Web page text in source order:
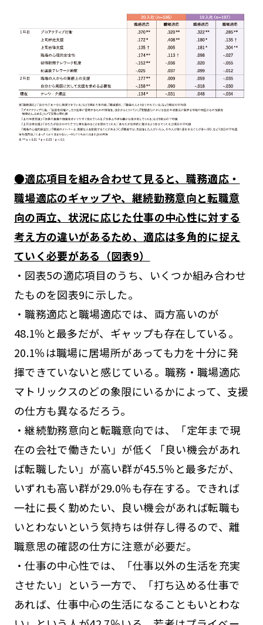
●適応項目を組み合わせて見ると、職務適応・
職場適応のギャップや、継続勤務意向と転職意
向の両立、状況に応じた仕事の中心性に対する
考え方の違いがあるため、適応は多角的に捉え
ていく必要がある（図表9）
・図表5の適応項目のうち、いくつか組み合わせ
たものを図表9に示した。
・職務適応と職場適応では、両方高いのが
48.1％と最多だが、ギャップも存在している。
20.1％は職場に居場所があっても力を十分に発
揮できていないと感じている。職務・職場適応
マトリックスのどの象限にいるかによって、支援
の仕方も異なるだろう。
・継続勤務意向と転職意向では、「定年まで現
在の会社で働きたい」が低く「良い機会があれ
ば転職したい」が高い群が45.5％と最多だが、
いずれも高い群が29.0％も存在する。できれば
一社に長く勤めたい、良い機会があれば転職も
いとわないという気持ちは併存し得るので、離
職意思の確認の仕方に注意が必要だ。
・仕事の中心性では、「仕事以外の生活を充実
させたい」という一方で、「打ち込める仕事で
あれば、仕事中心の生活になることもいとわな